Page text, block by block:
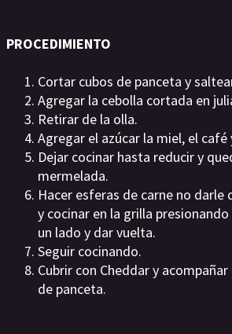
PROCEDIMIENTO
Cortar cubos de panceta y
Agregar la cebolla cortada en
Retirar de la olla.
Agregar el azúcar la miel, el café
Dejar cocinar hasta reducir y
mermelada.
Hacer esferas de carne no darle
y cocinar en la grilla
un lado y dar vuelta.
Seguir cocinando.
Cubrir con Cheddar y
de panceta.